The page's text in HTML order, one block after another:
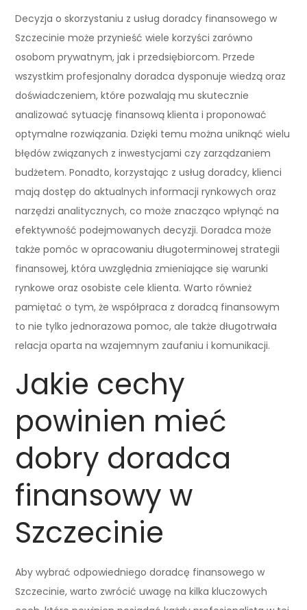
Decyzja o skorzystaniu z usług doradcy finansowego w
Szczecinie może przynieść wiele korzyści zarówno
osobom prywatnym, jak i przedsiębiorcom. Przede
wszystkim profesjonalny doradca dysponuje wiedzą oraz
doświadczeniem, które pozwalają mu skutecznie
analizować sytuację finansową klienta i proponować
optymalne rozwiązania. Dzięki temu można uniknąć wielu
błędów związanych z inwestycjami czy zarządzaniem
budżetem. Ponadto, korzystając z usług doradcy, klienci
mają dostęp do aktualnych informacji rynkowych oraz
narzędzi analitycznych, co może znacząco wpłynąć na
efektywność podejmowanych decyzji. Doradca może
także pomóc w opracowaniu długoterminowej strategii
finansowej, która uwzględnia zmieniające się warunki
rynkowe oraz osobiste cele klienta. Warto również
pamiętać o tym, że współpraca z doradcą finansowym
to nie tylko jednorazowa pomoc, ale także długotrwała
relacja oparta na wzajemnym zaufaniu i komunikacji.
Jakie cechy
powinien mieć
dobry doradca
finansowy w
Szczecinie
Aby wybrać odpowiedniego doradcę finansowego w
Szczecinie, warto zwrócić uwagę na kilka kluczowych